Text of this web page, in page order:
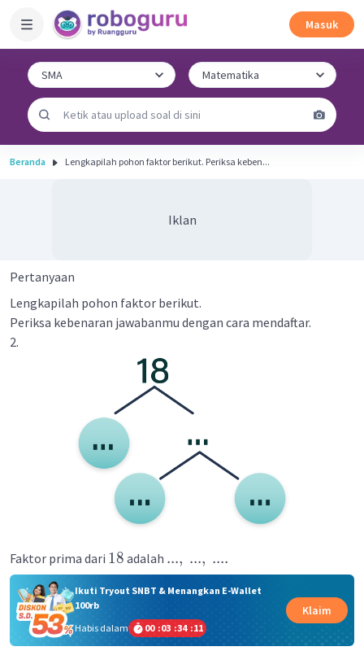
Masuk
Beranda Lengkapilah pohon faktor berikut. Periksa keben...
Iklan
Pertanyaan
Lengkapilah pohon faktor berikut.
Periksa kebenaran jawabanmu dengan cara mendaftar.
2.
Faktor prima dari 18 adalah ..., ..., ....
Ikuti Tryout SNBT & Menangkan E-Wallet
100rb
Habis dalam
00 :03 :34 :11
Klaim